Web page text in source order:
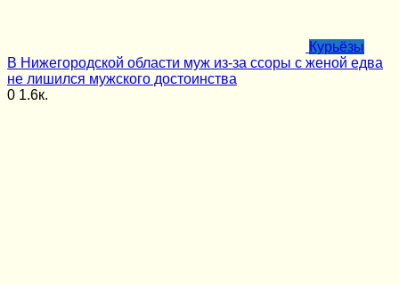
Курьёзы
В Нижегородской области муж из-за ссоры с женой едва
не лишился мужского достоинства
0 1.6к.